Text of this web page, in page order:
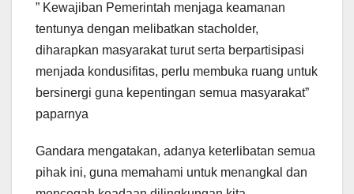
” Kewajiban Pemerintah menjaga keamanan
tentunya dengan melibatkan stacholder,
diharapkan masyarakat turut serta berpartisipasi
menjada kondusifitas, perlu membuka ruang untuk
bersinergi guna kepentingan semua masyarakat”
paparnya
Gandara mengatakan, adanya keterlibatan semua
pihak ini, guna memahami untuk menangkal dan